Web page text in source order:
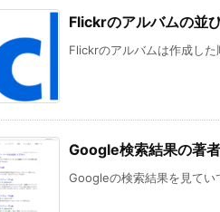
Flickrのアルバムの並
Flickrのアルバムは作成し
Google検索結果の著
Googleの検索結果を見てい